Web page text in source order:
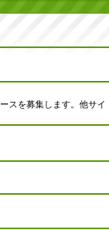
スを募集します。他サイ